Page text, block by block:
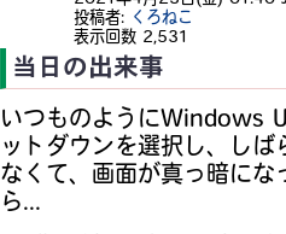
投稿者:
くろねこ
表示回数 2,531
当日の出来事
いつものようにWindows
ットダウンを選択し、し
なくて、画面が真っ暗に
ら...